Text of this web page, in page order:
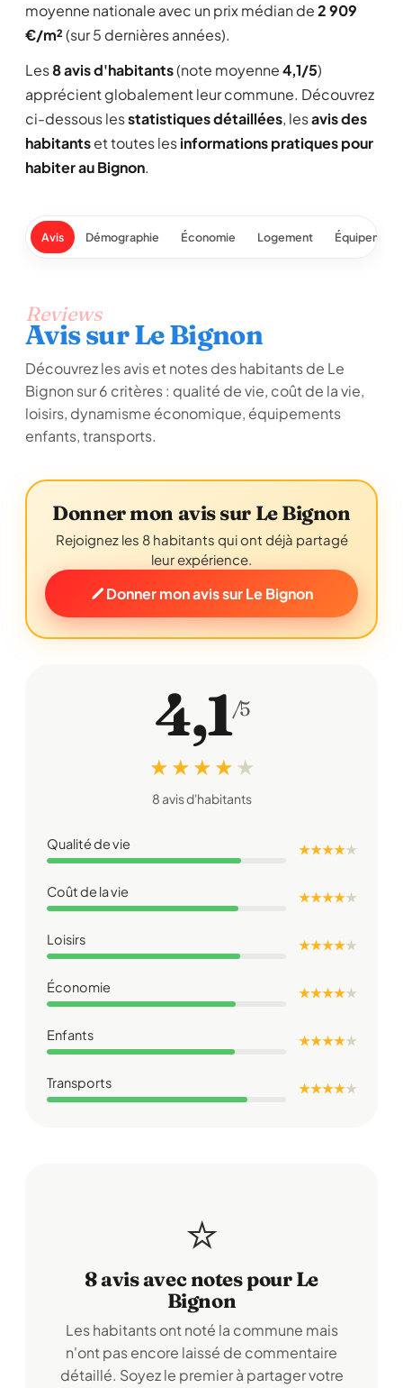
moyenne nationale avec un prix médian de2 909
€/m²(sur 5 dernières années).
Les8 avis d'habitants(note moyenne4,1/5)
apprécient globalement leur commune. Découvrez
ci-dessous lesstatistiques détaillées, lesavis des
habitantset toutes lesinformations pratiques pour
habiter au Bignon.
Avis Démographie Économie Logement
Reviews
Avis sur Le Bignon
Découvrez les avis et notes des habitants de Le
Bignon sur 6 critères : qualité de vie, coût de la vie,
loisirs, dynamisme économique, équipements
enfants, transports.
Donner mon avis sur Le Bignon
Rejoignez les 8 habitants qui ont déjà partagé
leur expérience.
Donner mon avis sur Le Bignon
4,1/5
★ ★ ★ ★ ★
8 avis d'habitants
Qualité de vie ★ ★ ★ ★★
Coût de la vie ★ ★ ★ ★★
Loisirs ★ ★ ★ ★★
Économie ★ ★ ★ ★★
Enfants ★ ★ ★ ★★
Transports ★ ★ ★ ★★
⭐
8 avis avec notes pour Le
Bignon
Les habitants ont noté la commune mais
n'ont pas encore laissé de commentaire
détaillé. Soyez le premier à partager votre